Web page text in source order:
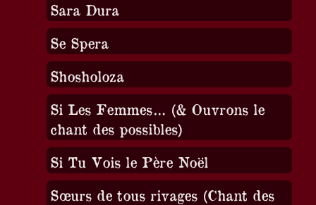
Sara Dura
Se Spera
Shosholoza
Si Les Femmes… (& Ouvrons le
chant des possibles)
Si Tu Vois le Père Noël
Sœurs de tous rivages (Chant des